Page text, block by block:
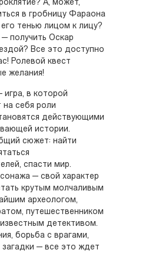
А, может,
в гробницу Фараона
его тенью лицом к лицу?
получить Оскар
Все это доступно
Ролевой квест
желания!
игра, в которой
на себя роли
действующими
истории.
сюжет: найти
спасти мир.
— свой характер
крутым молчаливым
археологом,
путешественником
детективом.
борьба с врагами,
— все это ждет